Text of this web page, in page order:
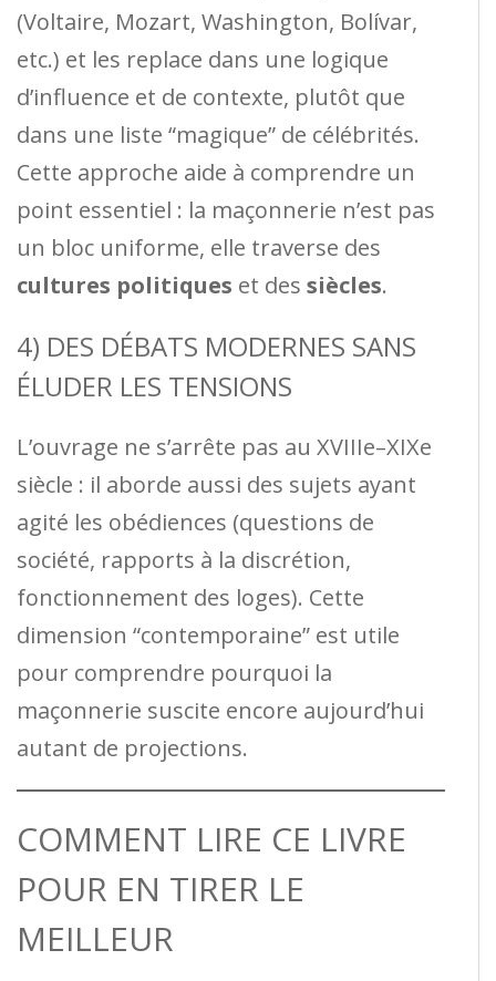
(Voltaire, Mozart, Washington, Bolívar,
etc.) et les replace dans une logique
d’influence et de contexte, plutôt que
dans une liste “magique” de célébrités.
Cette approche aide à comprendre un
point essentiel : la maçonnerie n’est pas
un bloc uniforme, elle traverse des
cultures politiques et des siècles.
4) DES DÉBATS MODERNES SANS
ÉLUDER LES TENSIONS
L’ouvrage ne s’arrête pas au XVIIIe–XIXe
siècle : il aborde aussi des sujets ayant
agité les obédiences (questions de
société, rapports à la discrétion,
fonctionnement des loges). Cette
dimension “contemporaine” est utile
pour comprendre pourquoi la
maçonnerie suscite encore aujourd’hui
autant de projections.
COMMENT LIRE CE LIVRE
POUR EN TIRER LE
MEILLEUR